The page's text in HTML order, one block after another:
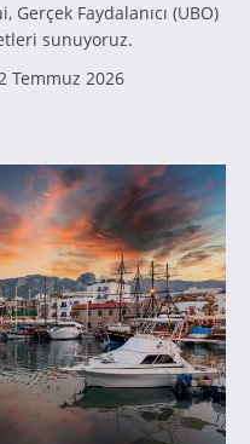
Faydalanıcı (UBO)
sunuyoruz.
Temmuz 2026